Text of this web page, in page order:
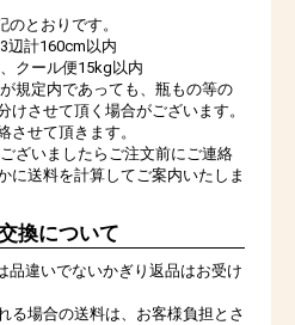
とおりです。
計160cm以内
クール便15kg以内
規定内であっても、瓶もの等の
けさせて頂く場合がございます。
させて頂きます。
ざいましたらご注文前にご連絡
に送料を計算してご案内いたしま
換について
品違いでないかぎり返品はお受け
る場合の送料は、お客様負担とさ